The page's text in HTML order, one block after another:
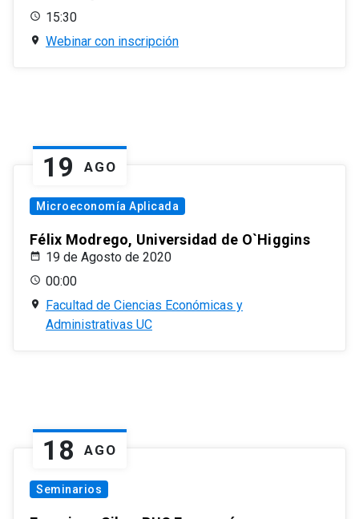
15:30
Webinar con inscripción
19 AGO
Microeconomía Aplicada
Félix Modrego, Universidad de O`Higgins
19 de Agosto de 2020
00:00
Facultad de Ciencias Económicas y
Administrativas UC
18 AGO
Seminarios